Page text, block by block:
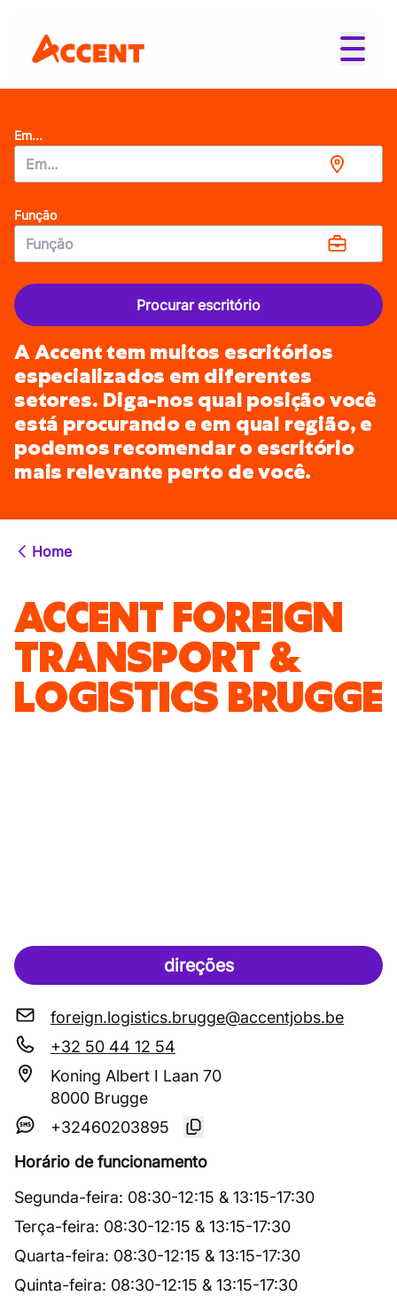
Em...
Função
Procurar escritório
A Accent tem muitos escritórios
especializados em diferentes
setores. Diga-nos qual posição você
está procurando e em qual região, e
podemos recomendar o escritório
mais relevante perto de você.
Home
ACCENT FOREIGN
TRANSPORT &
LOGISTICS BRUGGE
direções
foreign.logistics.brugge@accentjobs.be
+32 50 44 12 54
Koning Albert I Laan 70
8000 Brugge
+32460203895
Horário de funcionamento
Segunda-feira: 08:30-12:15 & 13:15-17:30
Terça-feira: 08:30-12:15 & 13:15-17:30
Quarta-feira: 08:30-12:15 & 13:15-17:30
Quinta-feira: 08:30-12:15 & 13:15-17:30